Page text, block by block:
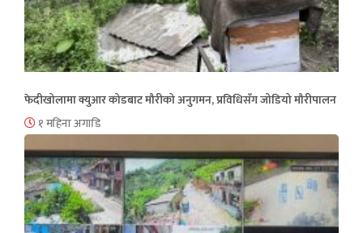
फेदीखोलामा क्युआर कोडबाट मौरीको अनुगमन, प्रविधिसँग जोडियो मौरीपालन
१ महिना अगाडि